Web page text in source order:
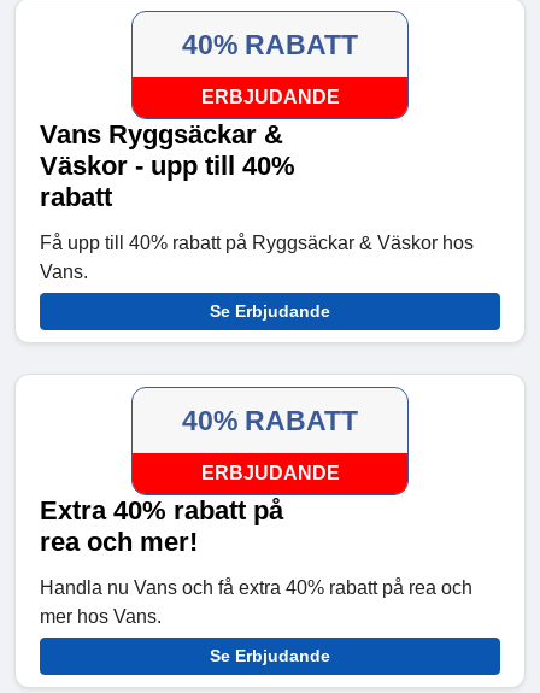
40% RABATT
ERBJUDANDE
Vans Ryggsäckar &
Väskor - upp till 40%
rabatt
Få upp till 40% rabatt på Ryggsäckar & Väskor hos
Vans.
Se Erbjudande
40% RABATT
ERBJUDANDE
Extra 40% rabatt på
rea och mer!
Handla nu Vans och få extra 40% rabatt på rea och
mer hos Vans.
Se Erbjudande